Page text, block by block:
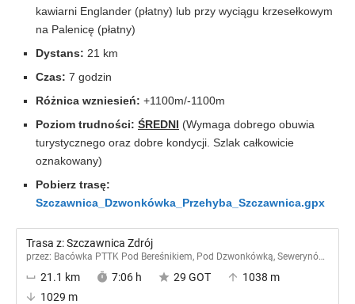
kawiarni Englander (płatny) lub przy wyciągu krzesełkowym
na Palenicę (płatny)
Dystans: 21 km
Czas: 7 godzin
Różnica wzniesień: +1100m/-1100m
Poziom trudności: ŚREDNI (Wymaga dobrego obuwia
turystycznego oraz dobre kondycji. Szlak całkowicie
oznakowany)
Pobierz trasę:
Szczawnica_Dzwonkówka_Przehyba_Szczawnica.gpx